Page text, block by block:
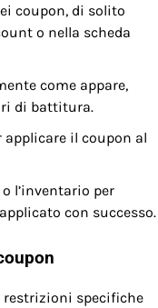
coupon, di solito
o nella scheda
come appare,
di battitura.
il coupon al
l’inventario per
con successo.
restrizioni specifiche